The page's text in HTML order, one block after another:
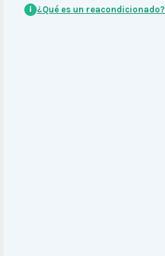
i ¿Qué es un reacondicionado?